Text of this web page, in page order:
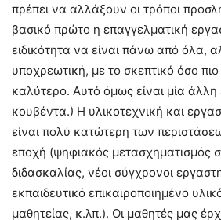
πρέπει να αλλάξουν οι τρόποι
βασικό πρώτο η επαγγελματική
ειδικότητα να είναι πάνω από όλα,
υποχρεωτική, με το σκεπτικό όσο
καλύτερο. Αυτό όμως είναι μία άλλη
κουβέντα.) Η υλικοτεχνική και
είναι πολύ κατώτερη των
εποχή (ψηφιακός μετασχηματισμός
διδασκαλίας, νέοι σύγχρονοι
εκπαιδευτικό επικαιροποιημένο
μαθητείας, κ.λπ.). Οι μαθητές μας